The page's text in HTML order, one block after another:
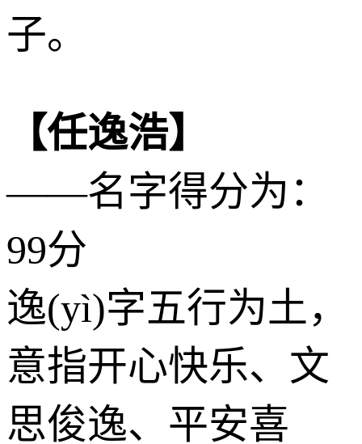
子。
【任逸浩】
——名字得分为：
99分
逸(yì)字五行为土，
意指开心快乐、文
思俊逸、平安喜